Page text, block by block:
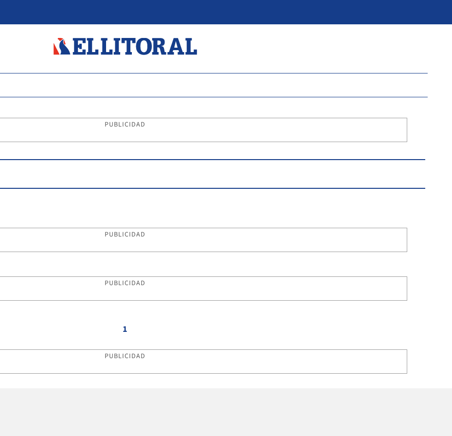
PUBLICIDAD
PUBLICIDAD
PUBLICIDAD
1
PUBLICIDAD